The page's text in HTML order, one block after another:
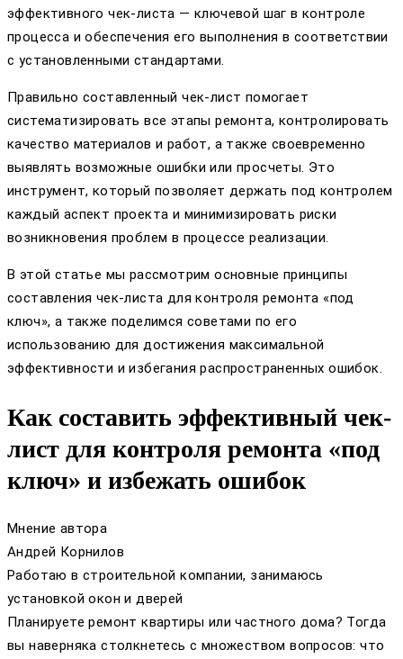
эффективного чек-листа — ключевой шаг в контроле
процесса и обеспечения его выполнения в соответствии
с установленными стандартами.
Правильно составленный чек-лист помогает
систематизировать все этапы ремонта, контролировать
качество материалов и работ, а также своевременно
выявлять возможные ошибки или просчеты. Это
инструмент, который позволяет держать под контролем
каждый аспект проекта и минимизировать риски
возникновения проблем в процессе реализации.
В этой статье мы рассмотрим основные принципы
составления чек-листа для контроля ремонта «под
ключ», а также поделимся советами по его
использованию для достижения максимальной
эффективности и избегания распространенных ошибок.
Как составить эффективный чек-
лист для контроля ремонта «под
ключ» и избежать ошибок
Мнение автора
Андрей Корнилов
Работаю в строительной компании, занимаюсь
установкой окон и дверей
Планируете ремонт квартиры или частного дома? Тогда
вы наверняка столкнетесь с множеством вопросов: что